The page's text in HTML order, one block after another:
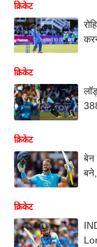
क्रिकेट
क्रिकेट
क्रिकेट
बेन
क्रिकेट